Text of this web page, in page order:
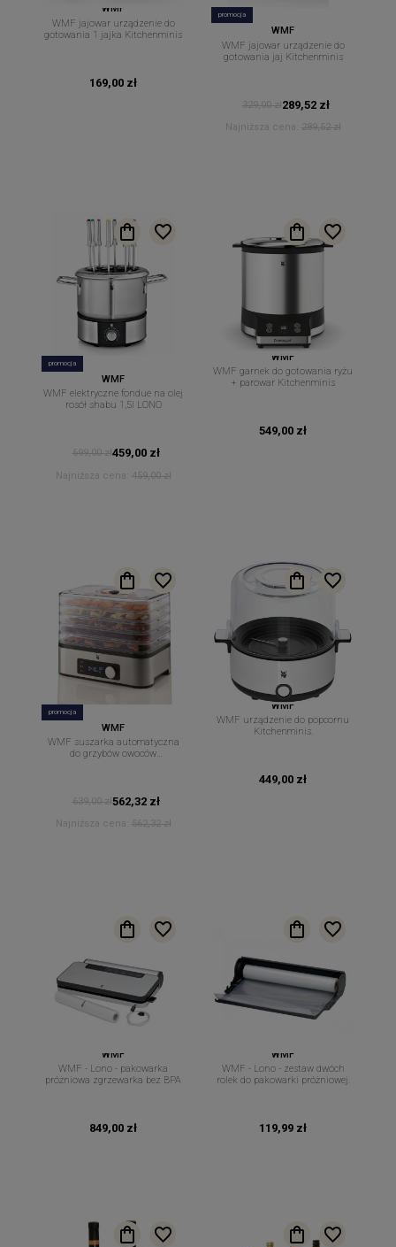
WMF
WMF jajowar urządzenie do
gotowania 1 jajka Kitchenminis
169,00 zł
promocja
WMF
WMF jajowar urządzenie do
gotowania jaj Kitchenminis
329,00 zł 289,52 zł
Najniższa cena: 289,52 zł
promocja
WMF
WMF elektryczne fondue na olej
rosół shabu 1,5l LONO
699,00 zł459,00 zł
Najniższa cena: 459,00 zł
WMF
WMF garnek do gotowania ryżu
+ parowar Kitchenminis
549,00 zł
promocja
WMF
WMF suszarka automatyczna
do grzybów owoców
639,00 zł562,32 zł
Najniższa cena: 562,32 zł
WMF
WMF urządzenie do popcornu
Kitchenminis.
449,00 zł
WMF
WMF - Lono - pakowarka
próżniowa zgrzewarka bez BPA
849,00 zł
WMF
WMF - Lono - zestaw dwóch
rolek do pakowarki próżniowej.
119,99 zł